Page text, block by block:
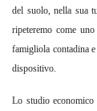
del suolo, nella sua
ripeteremo come
famigliola contadina
dispositivo.
Lo studio